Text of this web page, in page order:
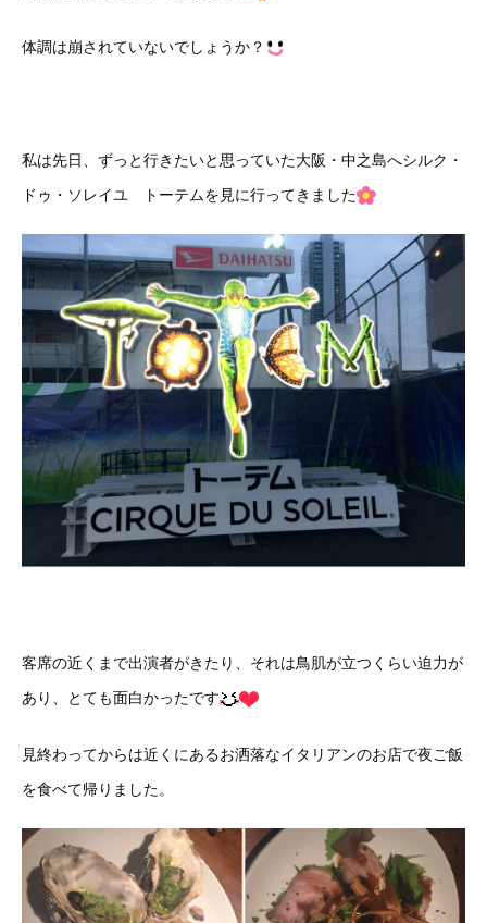
体調は崩されていないでしょうか？
私は先日、ずっと行きたいと思っていた大阪・中之島へシルク・
ドゥ・ソレイユ トーテムを見に行ってきました
客席の近くまで出演者がきたり、それは鳥肌が立つくらい迫力が
あり、とても面白かったです
見終わってからは近くにあるお洒落なイタリアンのお店で夜ご飯
を食べて帰りました。